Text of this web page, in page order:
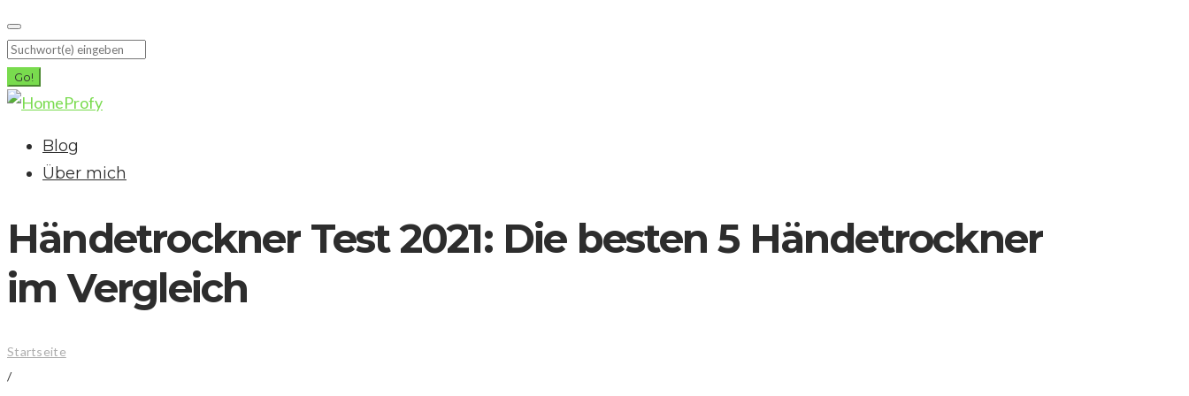
Skip
to
content
Search
for:
Go!
Blog
Über mich
Händetrockner Test 2021: Die besten 5 Händetrockner
im Vergleich
Startseite
/